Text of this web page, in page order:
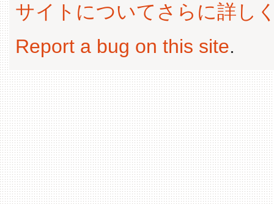
サイトについてさらに詳し
Report a bug on this site.